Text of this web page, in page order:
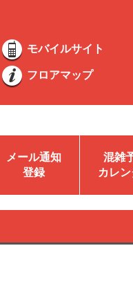
モバイルサイト
フロアマップ
メール通知
登録
混雑
カレ